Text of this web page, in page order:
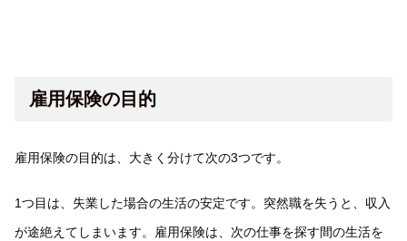
雇用保険の目的
雇用保険の目的は、大きく分けて次の3つです。
1つ目は、失業した場合の生活の安定です。突然職を失うと、収入
が途絶えてしまいます。雇用保険は、次の仕事を探す間の生活を